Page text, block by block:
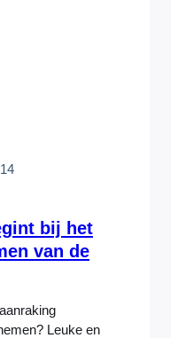
bij het
van de
Leuke en